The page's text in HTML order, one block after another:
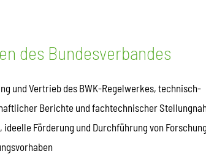
des Bundesverbandes
und Vertrieb des BWK-Regelwerkes, technisch-
Berichte und fachtechnischer
ideelle Förderung und Durchführung von